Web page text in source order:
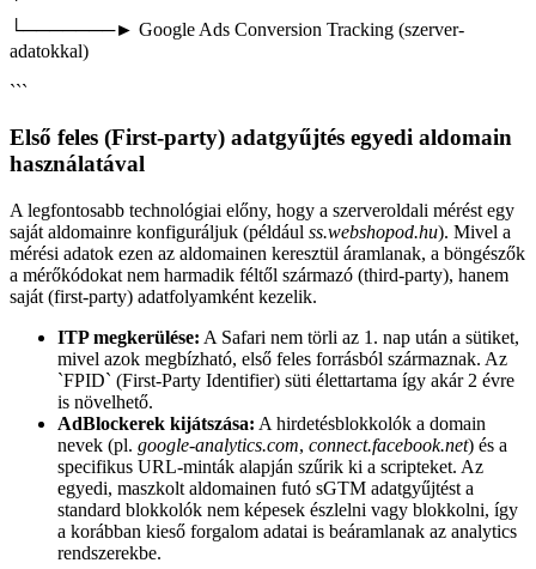
└───────► Google Ads Conversion Tracking (szerver-
adatokkal)
```
Első feles (First-party) adatgyűjtés egyedi aldomain
használatával
A legfontosabb technológiai előny, hogy a szerveroldali mérést egy
saját aldomainre konfiguráljuk (például ss.webshopod.hu). Mivel a
mérési adatok ezen az aldomainen keresztül áramlanak, a böngészők
a mérőkódokat nem harmadik féltől származó (third-party), hanem
saját (first-party) adatfolyamként kezelik.
ITP megkerülése: A Safari nem törli az 1. nap után a sütiket,
mivel azok megbízható, első feles forrásból származnak. Az
`FPID` (First-Party Identifier) süti élettartama így akár 2 évre
is növelhető.
AdBlockerek kijátszása: A hirdetésblokkolók a domain
nevek (pl. google-analytics.com, connect.facebook.net) és a
specifikus URL-minták alapján szűrik ki a scripteket. Az
egyedi, maszkolt aldomainen futó sGTM adatgyűjtést a
standard blokkolók nem képesek észlelni vagy blokkolni, így
a korábban kieső forgalom adatai is beáramlanak az analytics
rendszerekbe.